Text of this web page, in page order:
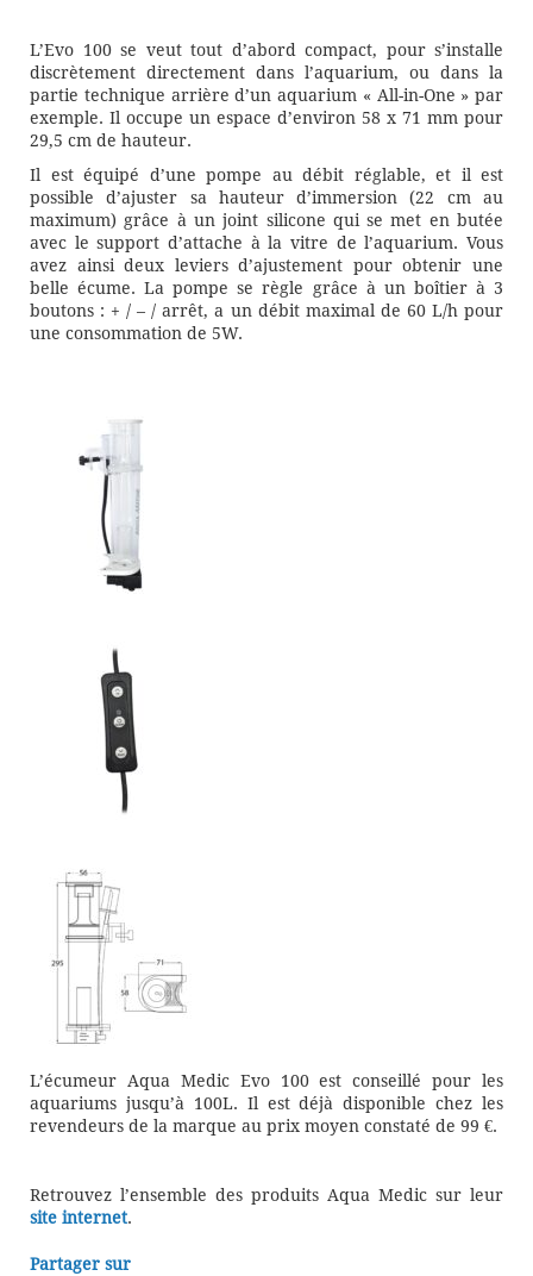
L’Evo 100 se veut tout d’abord compact, pour s’installe
discrètement directement dans l’aquarium, ou dans la
partie technique arrière d’un aquarium « All-in-One » par
exemple. Il occupe un espace d’environ 58 x 71 mm pour
29,5 cm de hauteur.
Il est équipé d’une pompe au débit réglable, et il est
possible d’ajuster sa hauteur d’immersion (22 cm au
maximum) grâce à un joint silicone qui se met en butée
avec le support d’attache à la vitre de l’aquarium. Vous
avez ainsi deux leviers d’ajustement pour obtenir une
belle écume. La pompe se règle grâce à un boîtier à 3
boutons : + / – / arrêt, a un débit maximal de 60 L/h pour
une consommation de 5W.
L’écumeur Aqua Medic Evo 100 est conseillé pour les
aquariums jusqu’à 100L. Il est déjà disponible chez les
revendeurs de la marque au prix moyen constaté de 99 €.
Retrouvez l’ensemble des produits Aqua Medic sur leur
site internet.
Partager sur